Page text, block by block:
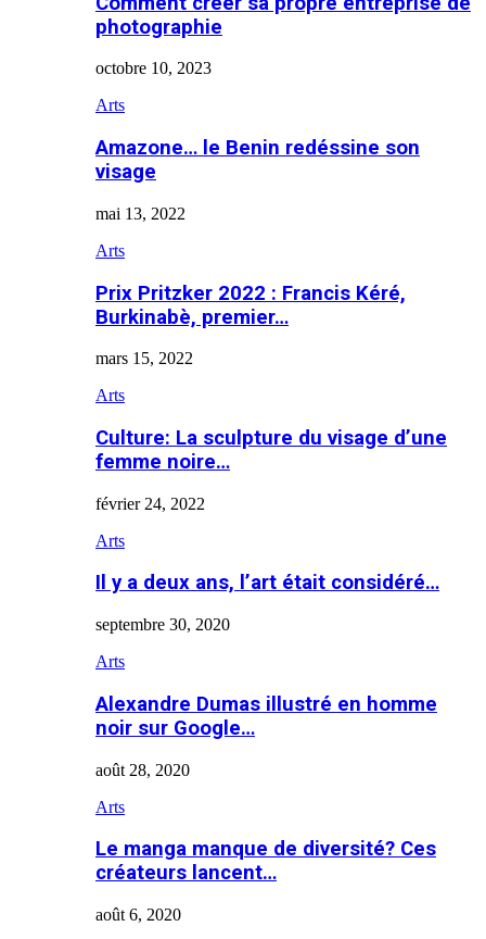
photographie
octobre 10, 2023
Arts
Amazone… le Benin redéssine son
visage
mai 13, 2022
Arts
Prix Pritzker 2022 : Francis Kéré,
Burkinabè, premier…
mars 15, 2022
Arts
Culture: La sculpture du visage d’une
femme noire…
février 24, 2022
Arts
Il y a deux ans, l’art était considéré…
septembre 30, 2020
Arts
Alexandre Dumas illustré en homme
noir sur Google…
août 28, 2020
Arts
Le manga manque de diversité? Ces
créateurs lancent…
août 6, 2020